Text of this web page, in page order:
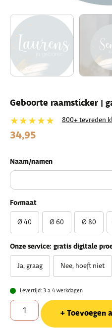
Geboorte raamsticker |
★★★★★ 800+ tevreden
34,95
Naam/namen
Formaat
Ø 40 Ø 60 Ø 80
Onze service: gratis digitale
Ja, graag Nee, hoeft niet
Levertijd: 3 a 4 werkdagen
Toevoegen